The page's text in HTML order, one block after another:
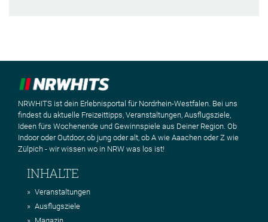
NRWHITS ist dein Erlebnisportal für Nordrhein-Westfalen. Bei uns
findest du aktuelle Freizeittipps, Veranstaltungen, Ausflugsziele,
Ideen fürs Wochenende und Gewinnspiele aus Deiner Region. Ob
Indoor oder Outdoor, ob jung oder alt, ob A wie Aaachen oder Z wie
Zülpich - wir wissen wo in NRW was los ist!
INHALTE
Veranstaltungen
Ausflugsziele
Magazin